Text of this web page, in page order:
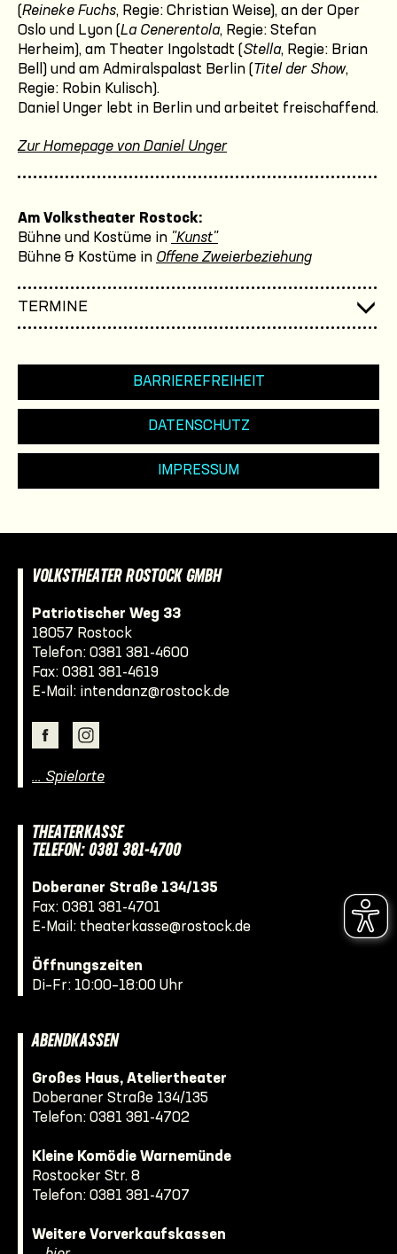
(Reineke Fuchs, Regie: Christian Weise), an der Oper
Oslo und Lyon (La Cenerentola, Regie: Stefan
Herheim), am Theater Ingolstadt (Stella, Regie: Brian
Bell) und am Admiralspalast Berlin (Titel der Show,
Regie: Robin Kulisch).
Daniel Unger lebt in Berlin und arbeitet freischaffend.
Zur Homepage von Daniel Unger
Am Volkstheater Rostock:
Bühne und Kostüme in "Kunst"
Bühne & Kostüme in Offene Zweierbeziehung
TERMINE
BARRIEREFREIHEIT
DATENSCHUTZ
IMPRESSUM
VOLKSTHEATER ROSTOCK GMBH
Patriotischer Weg 33
18057 Rostock
Telefon: 0381 381-4600
Fax: 0381 381-4619
E-Mail: intendanz@rostock.de
… Spielorte
THEATERKASSE
TELEFON: 0381 381-4700
Doberaner Straße 134/135
Fax: 0381 381-4701
E-Mail: theaterkasse@rostock.de
Öffnungszeiten
Di–Fr: 10:00–18:00 Uhr
ABENDKASSEN
Großes Haus, Ateliertheater
Doberaner Straße 134/135
Telefon: 0381 381-4702
Kleine Komödie Warnemünde
Rostocker Str. 8
Telefon: 0381 381-4707
Weitere Vorverkaufskassen